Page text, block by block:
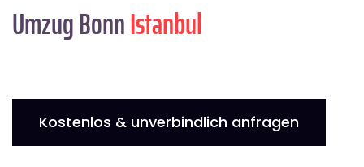
Umzug BonnIstanbul
Kostenlos & unverbindlich anfragen